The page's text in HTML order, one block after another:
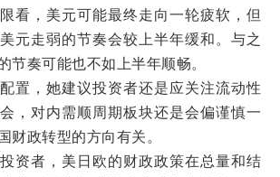
看，美元可能最终走向一轮疲软，但
元走弱的节奏会较上半年缓和。与之
节奏可能也不如上半年顺畅。
置，她建议投资者还是应关注流动性
，对内需顺周期板块还是会偏谨慎一
财政转型的方向有关。
资者，美日欧的财政政策在总量和结